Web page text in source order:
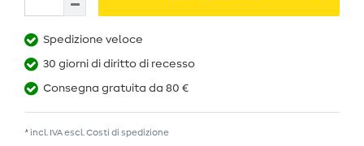
Spedizione veloce
30 giorni di diritto di recesso
Consegna gratuita da 80 €
* incl. IVA escl.Costi di spedizione